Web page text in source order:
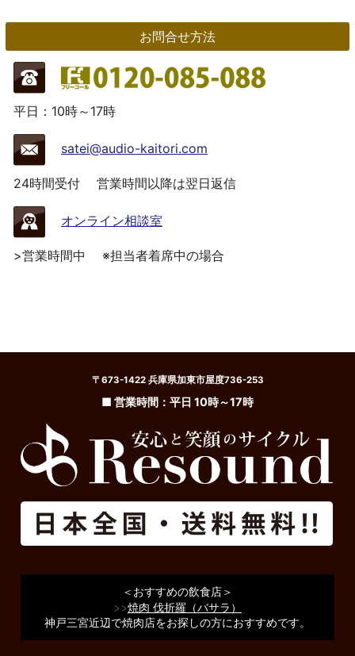
お問合せ方法
平日：10時～17時
satei@audio-kaitori.com
24時間受付 営業時間以降は翌日返信
オンライン相談室
>営業時間中 ※担当者着席中の場合
〒673-1422 兵庫県加東市屋度736-253
■ 営業時間：平日 10時～17時
＜おすすめの飲食店＞
>>焼肉 伐折羅（バサラ）
神戸三宮近辺で焼肉店をお探しの方におすすめです。